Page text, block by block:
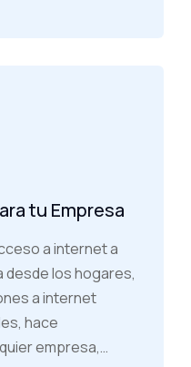
tu Empresa
a internet a
desde los hogares,
a internet
hace
empresa,…